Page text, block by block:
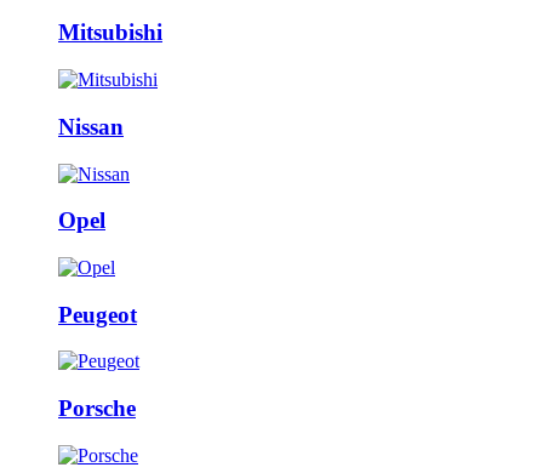
Mitsubishi
Nissan
Opel
Peugeot
Porsche